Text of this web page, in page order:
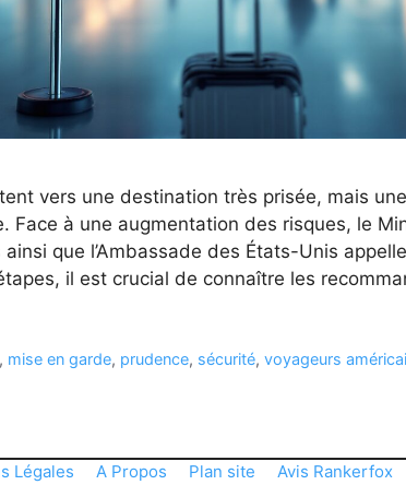
vers une destination très prisée, mais
Face à une augmentation des risques, le
que l’Ambassade des États-Unis
il est crucial de connaître les
, mise en garde, prudence, sécurité,voyageurs
Légales A Propos Plan site Avis Rankerfox